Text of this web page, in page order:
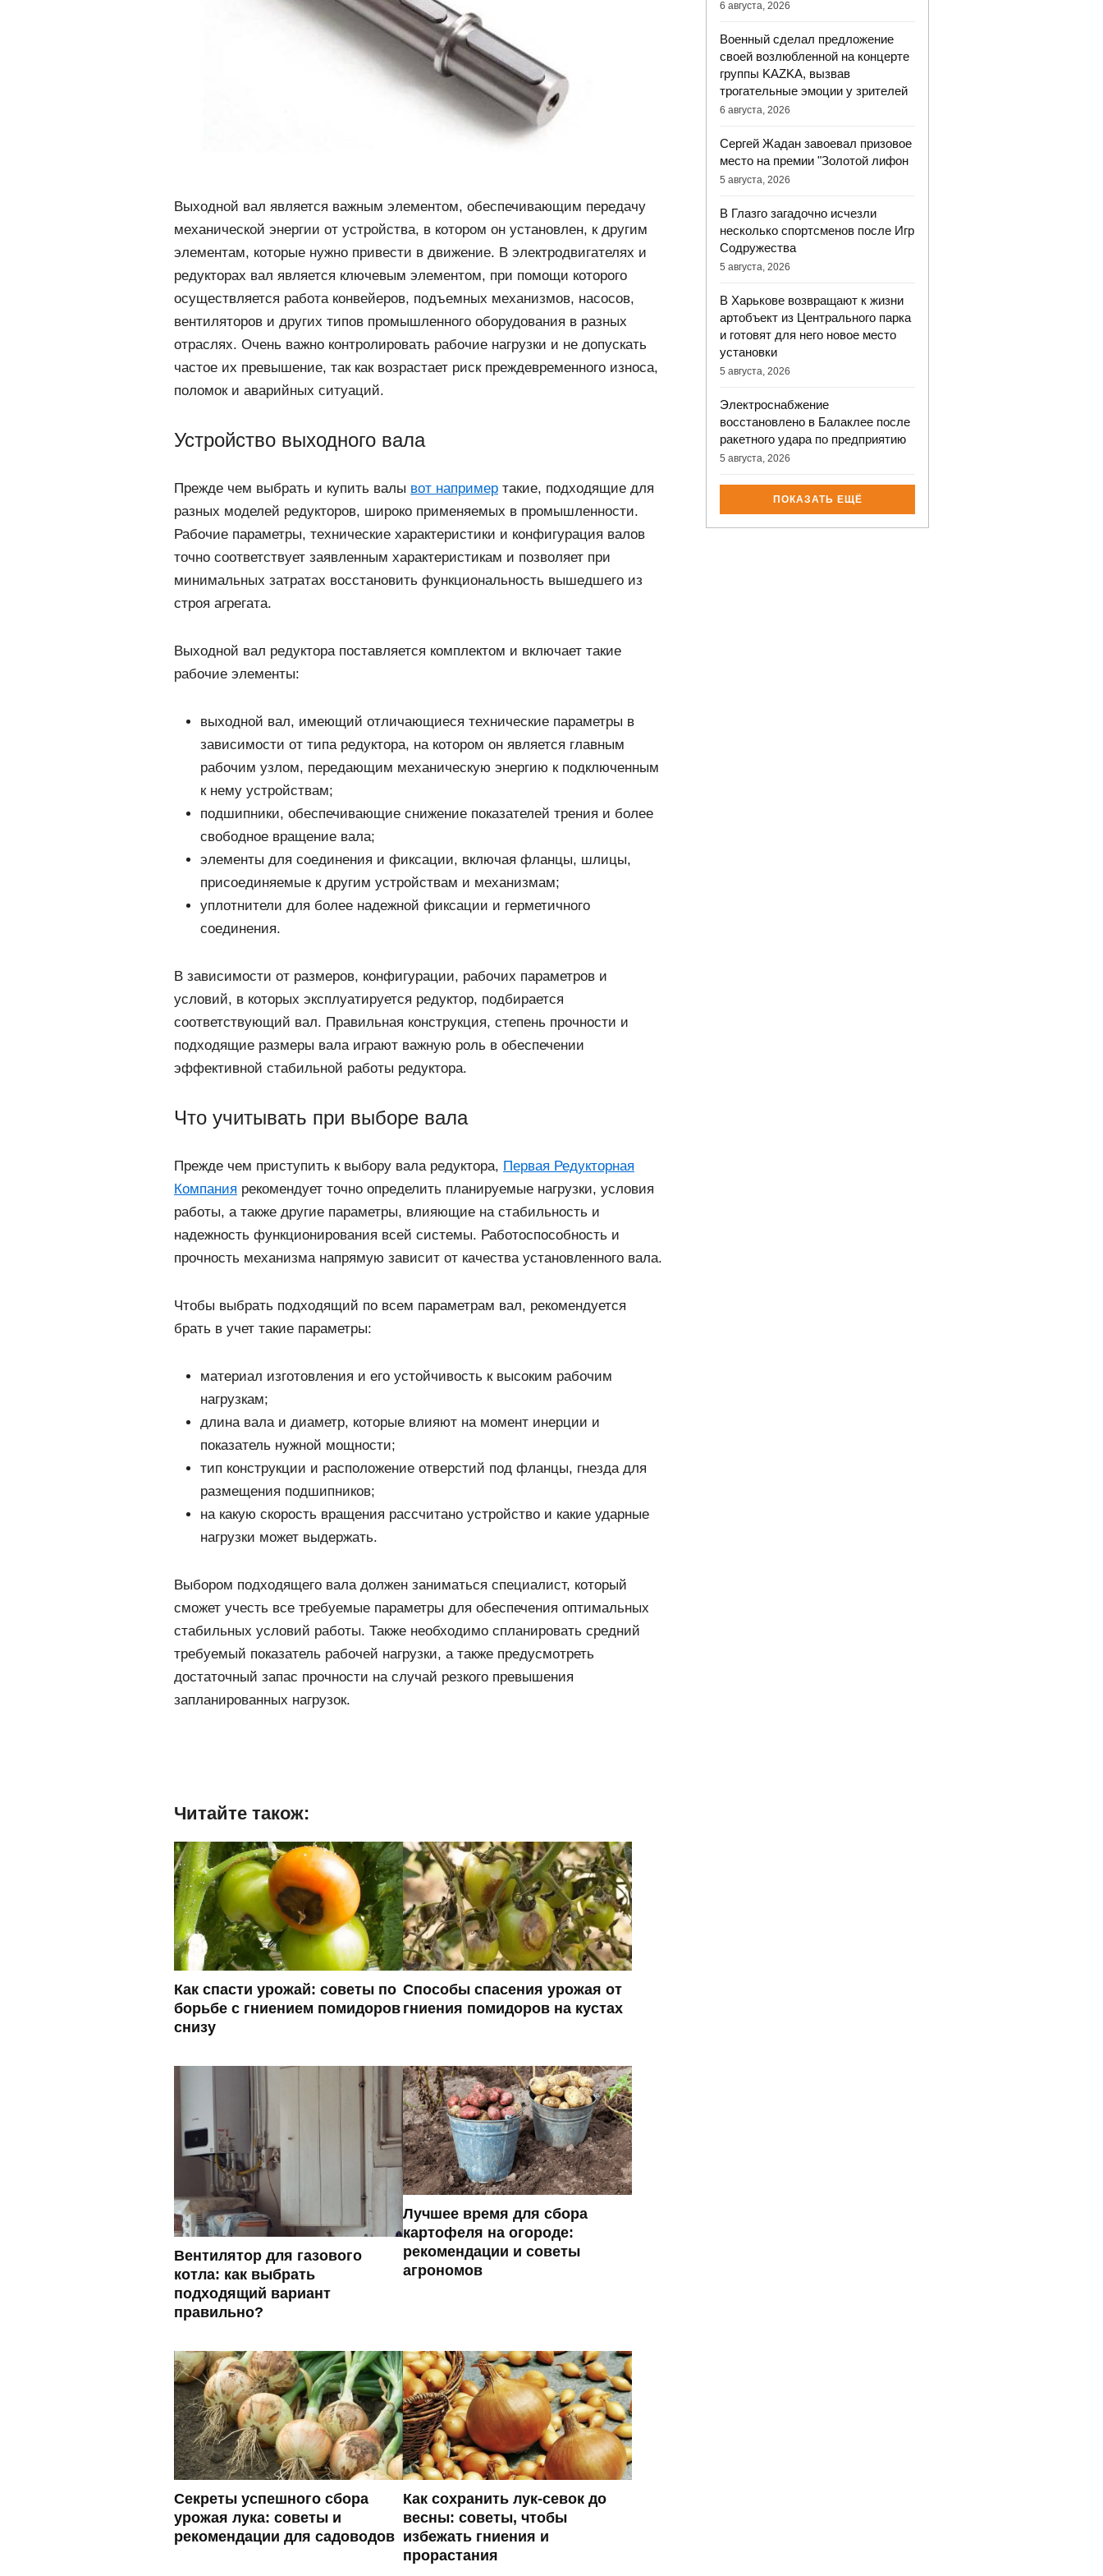
Выходной вал является важным элементом, обеспечивающим передачу
механической энергии от устройства, в котором он установлен, к другим
элементам, которые нужно привести в движение. В электродвигателях и
редукторах вал является ключевым элементом, при помощи которого
осуществляется работа конвейеров, подъемных механизмов, насосов,
вентиляторов и других типов промышленного оборудования в разных
отраслях. Очень важно контролировать рабочие нагрузки и не допускать
частое их превышение, так как возрастает риск преждевременного износа,
поломок и аварийных ситуаций.
Устройство выходного вала
Прежде чем выбрать и купить валы вот например такие, подходящие для
разных моделей редукторов, широко применяемых в промышленности.
Рабочие параметры, технические характеристики и конфигурация валов
точно соответствует заявленным характеристикам и позволяет при
минимальных затратах восстановить функциональность вышедшего из
строя агрегата.
Выходной вал редуктора поставляется комплектом и включает такие
рабочие элементы:
выходной вал, имеющий отличающиеся технические параметры в
зависимости от типа редуктора, на котором он является главным
рабочим узлом, передающим механическую энергию к подключенным
к нему устройствам;
подшипники, обеспечивающие снижение показателей трения и более
свободное вращение вала;
элементы для соединения и фиксации, включая фланцы, шлицы,
присоединяемые к другим устройствам и механизмам;
уплотнители для более надежной фиксации и герметичного
соединения.
В зависимости от размеров, конфигурации, рабочих параметров и
условий, в которых эксплуатируется редуктор, подбирается
соответствующий вал. Правильная конструкция, степень прочности и
подходящие размеры вала играют важную роль в обеспечении
эффективной стабильной работы редуктора.
Что учитывать при выборе вала
Прежде чем приступить к выбору вала редуктора, Первая Редукторная
Компания рекомендует точно определить планируемые нагрузки, условия
работы, а также другие параметры, влияющие на стабильность и
надежность функционирования всей системы. Работоспособность и
прочность механизма напрямую зависит от качества установленного вала.
Чтобы выбрать подходящий по всем параметрам вал, рекомендуется
брать в учет такие параметры:
материал изготовления и его устойчивость к высоким рабочим
нагрузкам;
длина вала и диаметр, которые влияют на момент инерции и
показатель нужной мощности;
тип конструкции и расположение отверстий под фланцы, гнезда для
размещения подшипников;
на какую скорость вращения рассчитано устройство и какие ударные
нагрузки может выдержать.
Выбором подходящего вала должен заниматься специалист, который
сможет учесть все требуемые параметры для обеспечения оптимальных
стабильных условий работы. Также необходимо спланировать средний
требуемый показатель рабочей нагрузки, а также предусмотреть
достаточный запас прочности на случай резкого превышения
запланированных нагрузок.
Читайте також:
Как спасти урожай: советы по
борьбе с гниением помидоров
снизу
Способы спасения урожая от
гниения помидоров на кустах
Вентилятор для газового
котла: как выбрать
подходящий вариант
правильно?
Лучшее время для сбора
картофеля на огороде:
рекомендации и советы
агрономов
Секреты успешного сбора
урожая лука: советы и
рекомендации для садоводов
Как сохранить лук-севок до
весны: советы, чтобы
избежать гниения и
прорастания
6 августа, 2026
Военный сделал предложение
своей возлюбленной на концерте
группы KAZKA, вызвав
трогательные эмоции у зрителей
6 августа, 2026
Сергей Жадан завоевал призовое
место на премии "Золотой лифон
5 августа, 2026
В Глазго загадочно исчезли
несколько спортсменов после Игр
Содружества
5 августа, 2026
В Харькове возвращают к жизни
артобъект из Центрального парка
и готовят для него новое место
установки
5 августа, 2026
Электроснабжение
восстановлено в Балаклее после
ракетного удара по предприятию
5 августа, 2026
ПОКАЗАТЬ ЕЩЁ